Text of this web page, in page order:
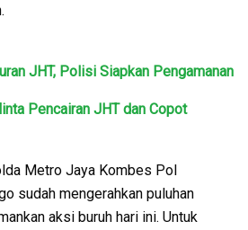
JHT, Polisi Siapkan Pengamanan
Pencairan JHT dan Copot
Metro Jaya Kombes Pol
sudah mengerahkan puluhan
aksi buruh hari ini. Untuk